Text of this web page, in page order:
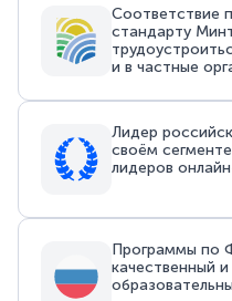
Соответствие
стандарту
и в частные
Лидер
своём
лидеров
Программы по
качественный